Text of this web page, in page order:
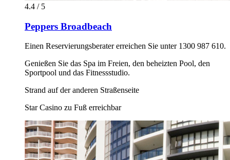
4.4 / 5
Peppers Broadbeach
Einen Reservierungsberater erreichen Sie unter 1300 987 610.
Genießen Sie das Spa im Freien, den beheizten Pool, den
Sportpool und das Fitnessstudio.
Strand auf der anderen Straßenseite
Star Casino zu Fuß erreichbar